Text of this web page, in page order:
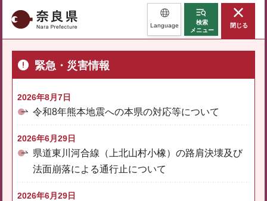
奈良県 Language
検索
メニュー
閉じる
緊急・災害情報
2026年8月7日
令和8年熊本地震への本県の対応等について
2026年6月29日
県道東川河合線（上北山村小橡）の路肩決壊及び
法面崩落による通行止について
2026年6月29日